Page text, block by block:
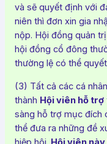
và sẽ quyết định với
niên thì đơn xin gia
nộp. Hội đồng quản
hội đồng cổ đông
thường lệ có thể
(3) Tất cả các cá
thành Hội viên hỗ trợ
sàng hỗ trợ mục đích
thể đưa ra những đề